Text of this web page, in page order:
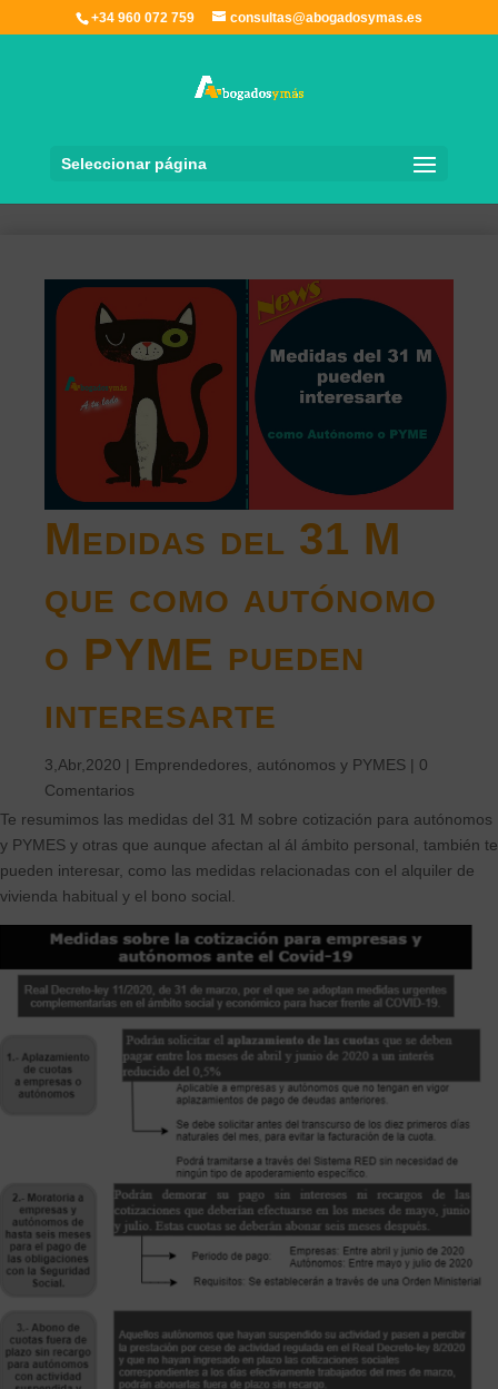
+34 960 072 759 consultas@abogadosymas.es
Seleccionar página
Medidas del 31 M
que como autónomo
o PYME pueden
interesarte
3,Abr,2020 | Emprendedores, autónomos y PYMES | 0
Comentarios
Te resumimos las medidas del 31 M sobre cotización para autónomos
y PYMES y otras que aunque afectan al ál ámbito personal, también te
pueden interesar, como las medidas relacionadas con el alquiler de
vivienda habitual y el bono social.